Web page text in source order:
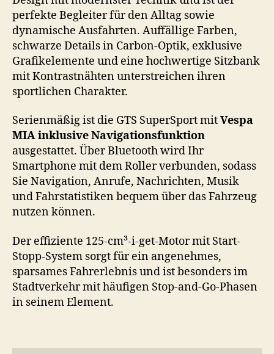
perfekte Begleiter für den Alltag sowie
dynamische Ausfahrten. Auffällige Farben,
schwarze Details in Carbon-Optik, exklusive
Grafikelemente und eine hochwertige Sitzbank
mit Kontrastnähten unterstreichen ihren
sportlichen Charakter.
Serienmäßig ist die GTS SuperSport mitVespa
MIA inklusive Navigationsfunktion
ausgestattet. Über Bluetooth wird Ihr
Smartphone mit dem Roller verbunden, sodass
Sie Navigation, Anrufe, Nachrichten, Musik
und Fahrstatistiken bequem über das Fahrzeug
nutzen können.
Der effiziente 125-cm³-i-get-Motor mit Start-
Stopp-System sorgt für ein angenehmes,
sparsames Fahrerlebnis und ist besonders im
Stadtverkehr mit häufigen Stop-and-Go-Phasen
in seinem Element.